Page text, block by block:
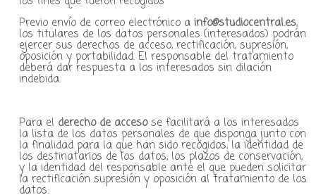
Previo envío de correo electrónico a info@studiocentral.es,
los titulares de los datos personales (interesados) podrán
ejercer sus derechos de acceso, rectificación, supresión,
oposición y portabilidad. El responsable del tratamiento
deberá dar respuesta a los interesados sin dilación
indebida.
Para el derecho de accesose facilitará a los interesados
la lista de los datos personales de que disponga junto con
la finalidad para la que han sido recogidos, la identidad de
los destinatarios de los datos, los plazos de conservación,
y la identidad del responsable ante el que pueden solicitar
la rectificación supresión y oposición al tratamiento de los
datos.